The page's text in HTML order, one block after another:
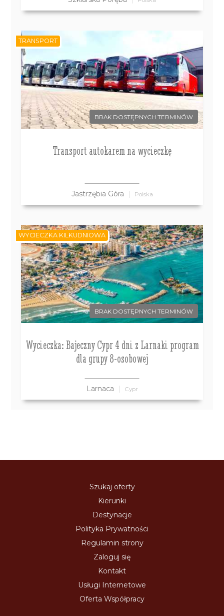
BRAK DOSTĘPNYCH TERMINÓW
Transport autokarem na wycieczkę
Jastrzębia Góra Polska
TRANSPORT
BRAK DOSTĘPNYCH TERMINÓW
Wycieczka: Bajeczny Cypr 4 dni z Larnaki program
dla grupy 8-osobowej
Larnaca Cypr
WYCIECZKA KILKUDNIOWA
Szukaj oferty
Kierunki
Destynacje
Polityka Prywatności
Regulamin strony
Zaloguj się
Kontakt
Usługi Internetowe
Oferta Współpracy